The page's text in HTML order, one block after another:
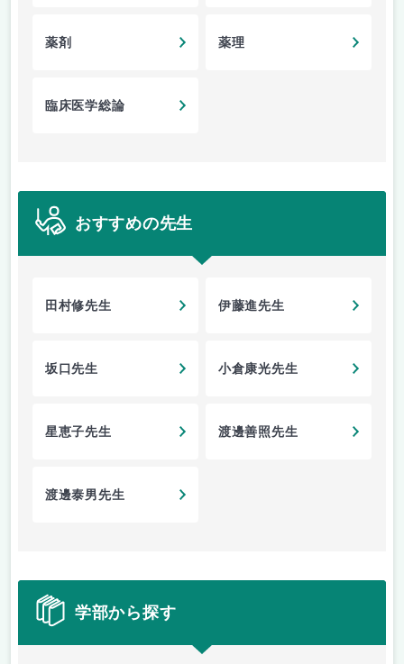
薬剤 薬理
臨床医学総論
おすすめの先生
田村修先生 伊藤進先生
坂口先生 小倉康光先生
星恵子先生 渡邊善照先生
渡邊泰男先生
学部から探す